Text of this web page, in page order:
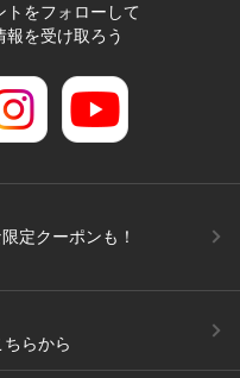
トをフォローして
を受け取ろう
定クーポンも！
らから